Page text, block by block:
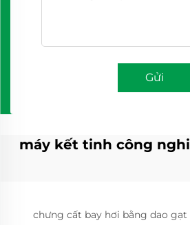
Gửi
máy kết tinh công
chưng cất bay hơi bằng dao gạt